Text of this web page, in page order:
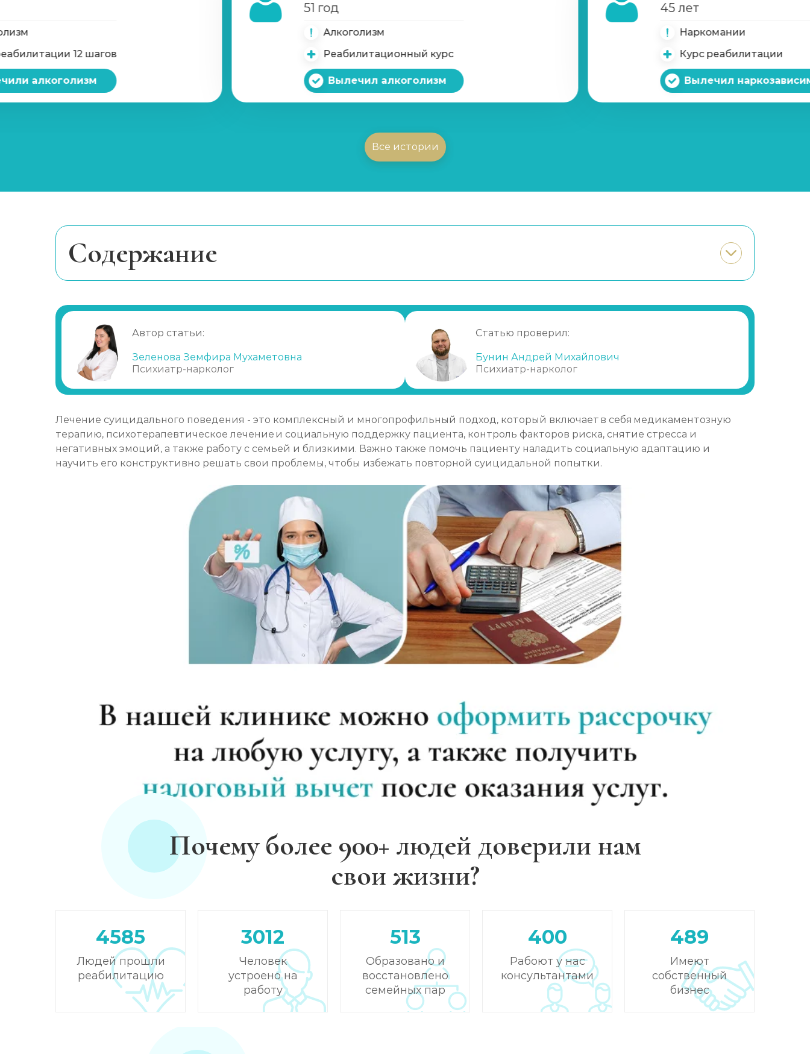
12 шагов
алкоголизм
51 год
Алкоголизм
Реабилитационный курс
Вылечил алкоголизм
45 лет
Наркомании
Курс реабилитации
Вылечил
Все истории
Cодержание
Медикаментозное лечение суицидального поведения
Психотерапия
Социальная поддержка
Какие преимущества имеет наша клиника
Автор статьи:
Зеленова Земфира Мухаметовна
Психиатр-нарколог
Статью проверил:
Бунин Андрей Михайлович
Психиатр-нарколог
Лечение суицидального поведения - это комплексный и многопрофильный подход, который включает в себя медикаментозную
терапию, психотерапевтическое лечение и социальную поддержку пациента, контроль факторов риска, снятие стресса и
негативных эмоций, а также работу с семьей и близкими. Важно также помочь пациенту наладить социальную адаптацию и
научить его конструктивно решать свои проблемы, чтобы избежать повторной суицидальной попытки.
Почему более 900+ людей доверили нам
свои жизни?
4585
Людей прошли
реабилитацию
3012
Человек
устроено на
работу
513
Образовано и
восстановлено
семейных пар
400
Рабоют у нас
консультантами
489
Имеют
собственный
бизнес